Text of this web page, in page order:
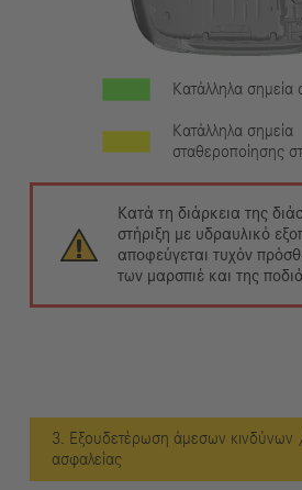
Κατάλληλα
Κατάλληλα σημεία
σταθεροποίησης
Κατά τη διάρκεια της
στήριξη με υδραυλικό
αποφεύγεται τυχόν
των μαρσπιέ και της
3. Εξουδετέρωση άμεσων κινδύνων
ασφαλείας